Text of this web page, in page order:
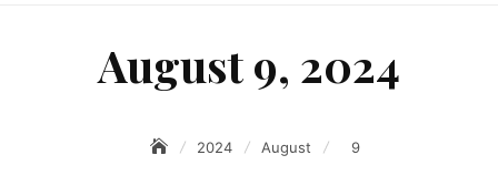
August 9, 2024
2024 August 9